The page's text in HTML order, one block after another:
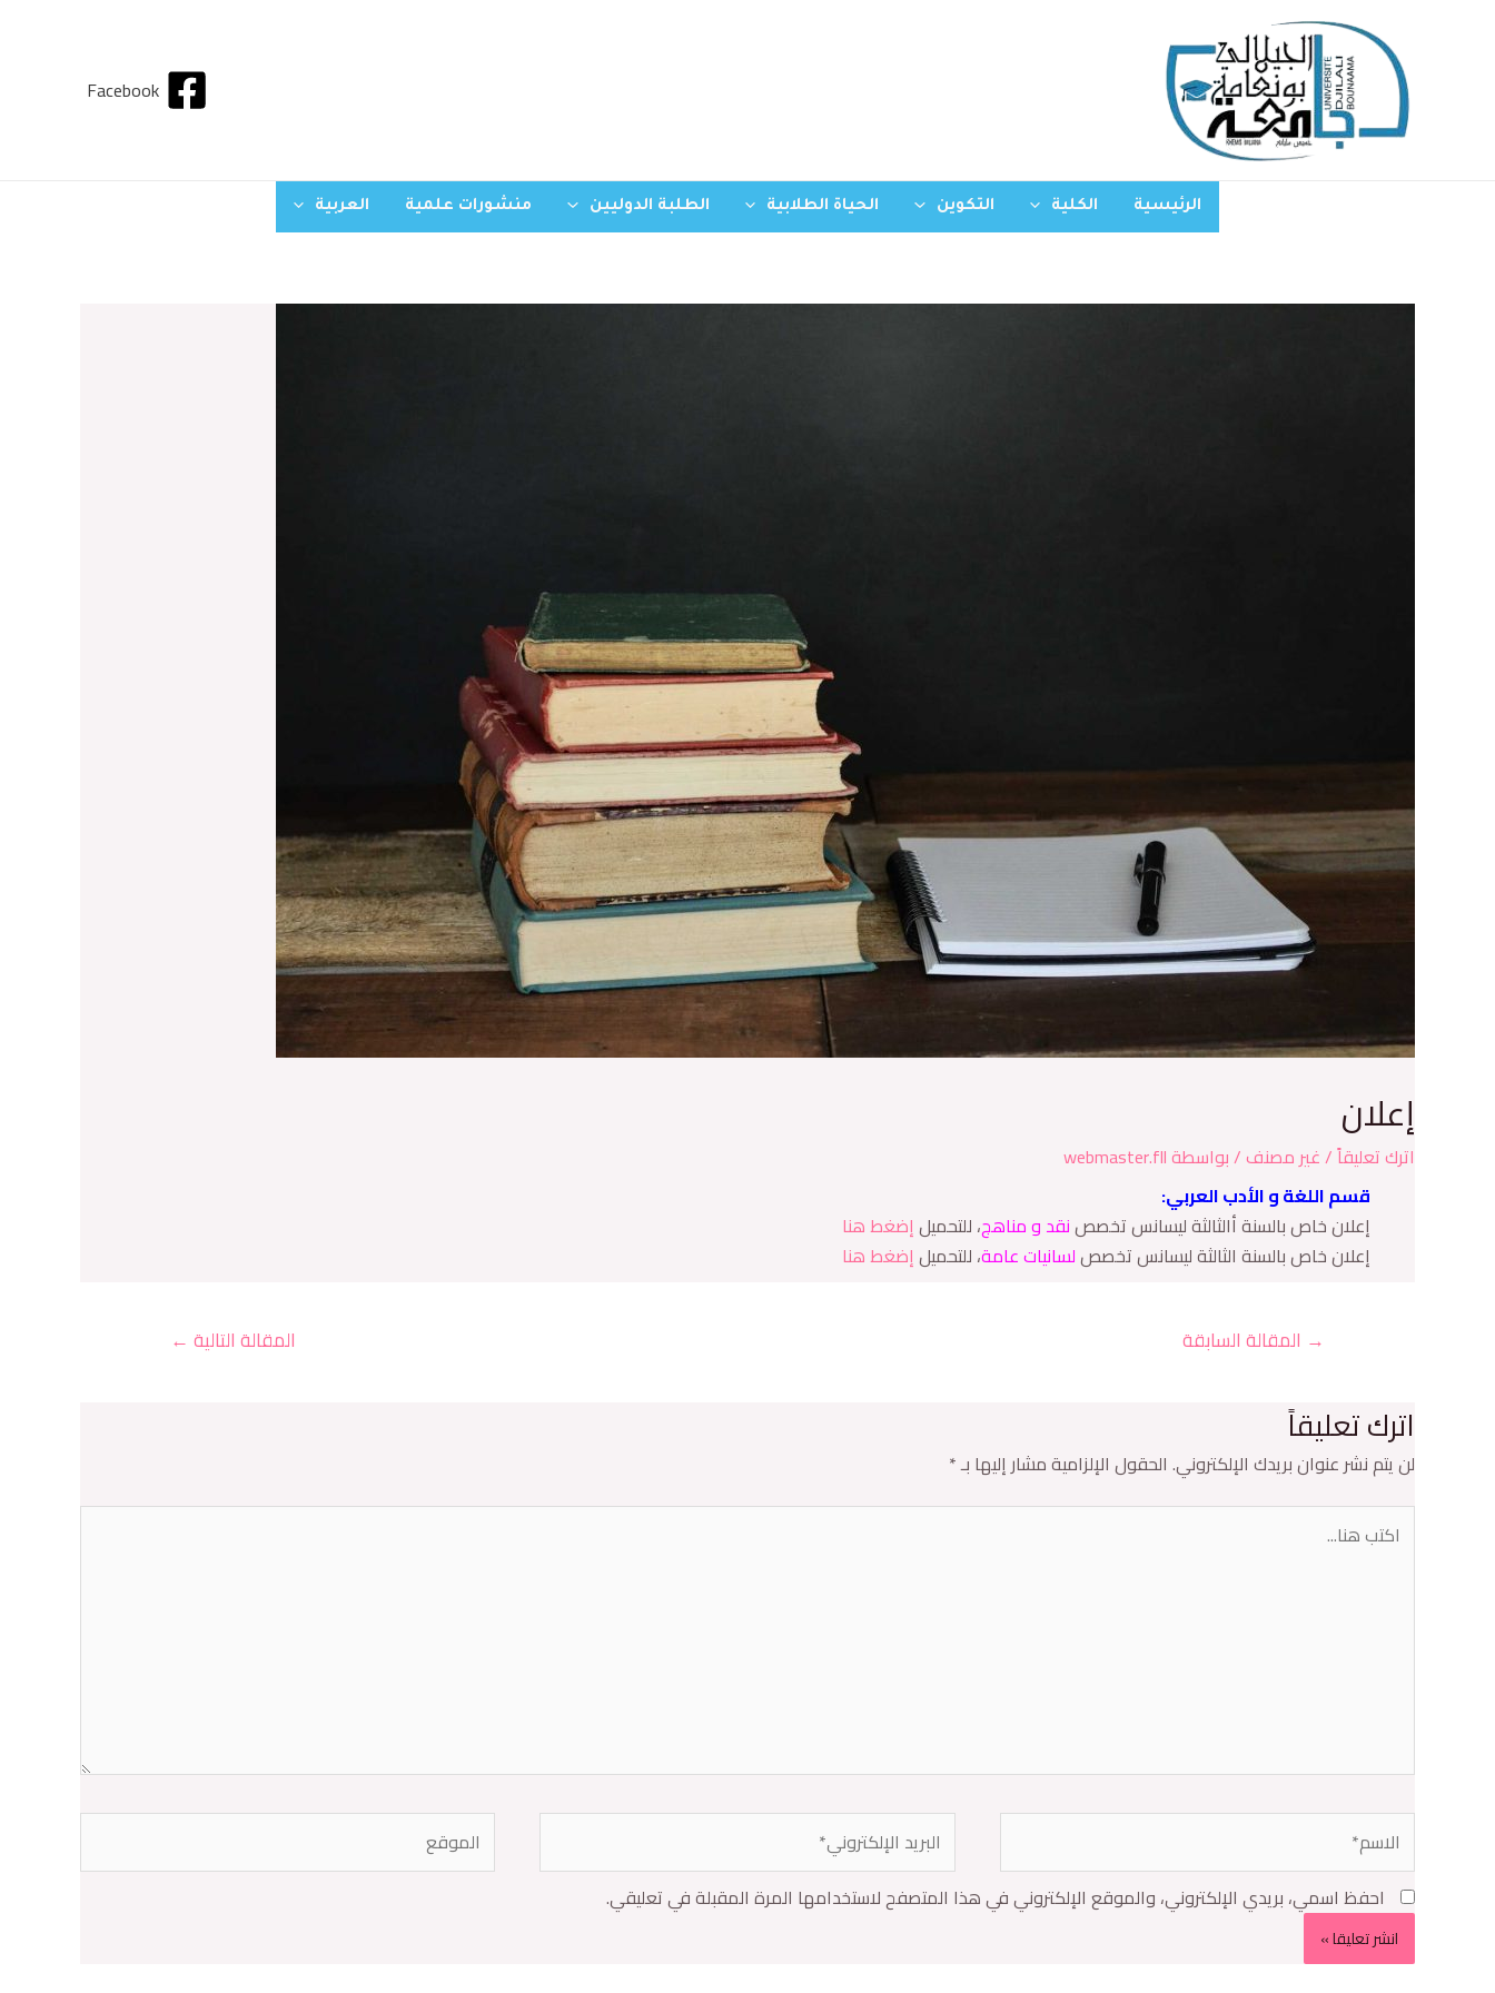
Facebook
الرئيسية الكلية التكوين الحياة الطلابية الطلبة الدوليين منشورات علمية العربية
إعلان
اترك تعليقاً/غير مصنف/ بواسطةwebmaster.fll
قسم اللغة و الأدب العربي:
إعلان خاص بالسنة أالثالثة ليسانس تخصصنقد و مناهج، للتحميلإضغط هنا
إعلان خاص بالسنة الثالثة ليسانس تخصصلسانيات عامة، للتحميلإضغط هنا
→ المقالة السابقة المقالة التالية ←
اترك تعليقاً
لن يتم نشر عنوان بريدك الإلكتروني. الحقول الإلزامية مشار إليها بـ*
احفظ اسمي، بريدي الإلكتروني، والموقع الإلكتروني في هذا المتصفح لاستخدامها المرة المقبلة في تعليقي.